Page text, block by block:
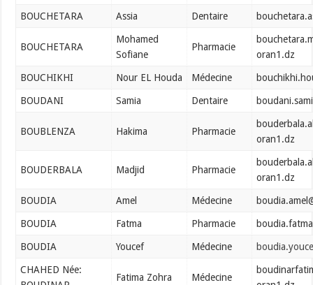
BOUCHETARA Assia Dentaire
BOUCHETARA
Mohamed
Sofiane
Pharmacie
oran1.dz
BOUCHIKHI Nour EL Houda Médecine
BOUDANI Samia Dentaire
BOUBLENZA Hakima Pharmacie
oran1.dz
BOUDERBALA Madjid Pharmacie
oran1.dz
BOUDIA Amel Médecine
BOUDIA Fatma Pharmacie
BOUDIA Youcef Médecine
CHAHED Née:
Fatima Zohra Médecine